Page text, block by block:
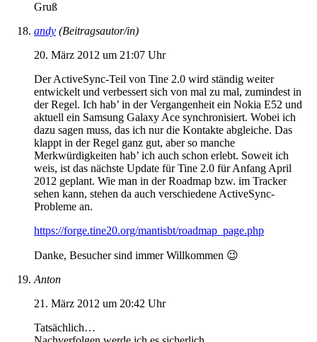
Gruß
andy (Beitragsautor/in)
20. März 2012 um 21:07 Uhr
Der ActiveSync-Teil von Tine 2.0 wird ständig weiter
entwickelt und verbessert sich von mal zu mal, zumindest in
der Regel. Ich hab’ in der Vergangenheit ein Nokia E52 und
aktuell ein Samsung Galaxy Ace synchronisiert. Wobei ich
dazu sagen muss, das ich nur die Kontakte abgleiche. Das
klappt in der Regel ganz gut, aber so manche
Merkwürdigkeiten hab’ ich auch schon erlebt. Soweit ich
weis, ist das nächste Update für Tine 2.0 für Anfang April
2012 geplant. Wie man in der Roadmap bzw. im Tracker
sehen kann, stehen da auch verschiedene ActiveSync-
Probleme an.
https://forge.tine20.org/mantisbt/roadmap_page.php
Danke, Besucher sind immer Willkommen 😉
Anton
21. März 2012 um 20:42 Uhr
Tatsächlich…